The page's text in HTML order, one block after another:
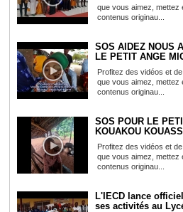
que vous aimez, mettez
contenus originau...
SOS AIDEZ NOUS
LE PETIT ANGE
VICT...
Profitez des vidéos et
que vous aimez, mettez
contenus originau...
SOS POUR LE
KOUAKOU KOUASSI
ATTEINT D'UNE
Profitez des vidéos et
que vous aimez, mettez
contenus originau...
L'IECD lance
ses activités au